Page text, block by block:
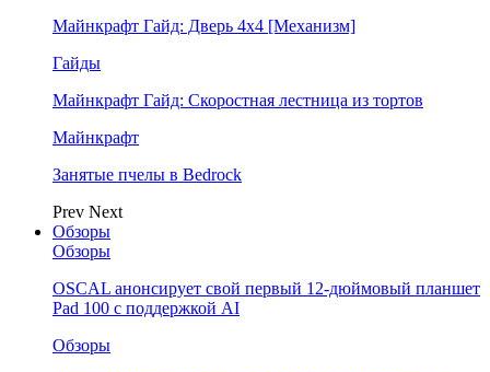
Майнкрафт Гайд: Дверь 4х4 [Механизм]
Гайды
Майнкрафт Гайд: Скоростная лестница из тортов
Майнкрафт
Занятые пчелы в Bedrock
Prev Next
Обзоры
Обзоры
OSCAL анонсирует свой первый 12-дюймовый планшет
Pad 100 с поддержкой AI
Обзоры